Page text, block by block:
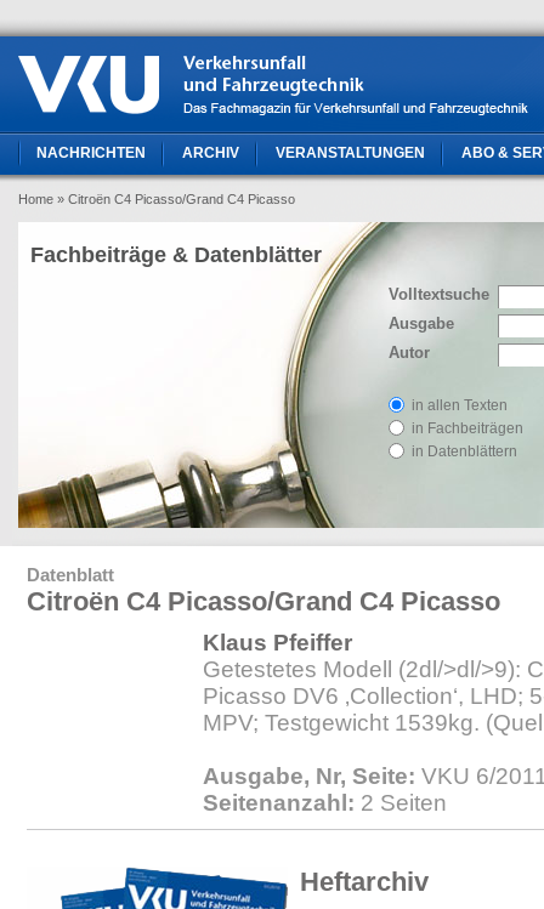
NACHRICHTEN ARCHIV VERANSTALTUNGEN ABO &
Home » Citroën C4 Picasso/Grand C4 Picasso
Volltextsuche
Ausgabe
Autor
in allen Texten
in Fachbeiträgen
in Datenblättern
Fachbeiträge & Datenblätter
Datenblatt
Citroën C4 Picasso/Grand C4 Picasso
Klaus Pfeiffer
Getestetes Modell (2dl/>dl/>9):
Picasso DV6 ‚Collection‘, LHD;
MPV; Testgewicht 1539kg.
Ausgabe, Nr, Seite: VKU 6/
Seitenanzahl: 2 Seiten
Heftarchiv